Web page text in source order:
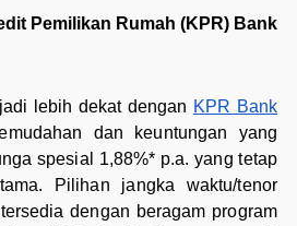
Pemilikan Rumah (KPR) Bank
lebih dekat dengan KPR Bank
dan keuntungan yang
spesial 1,88%* p.a. yang tetap
Pilihan jangka waktu/tenor
dengan beragam program